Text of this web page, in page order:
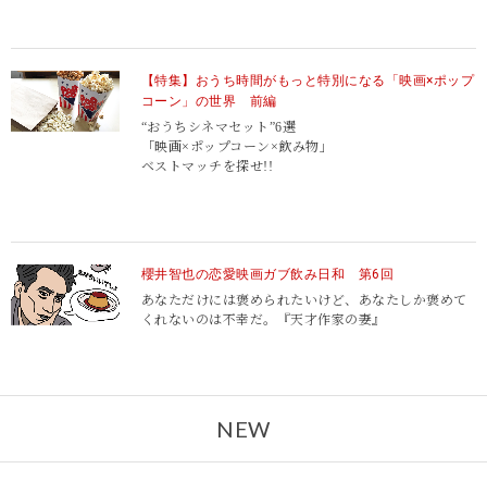
【特集】おうち時間がもっと特別になる「映画×ポップ
コーン」の世界 前編
“おうちシネマセット”6選
「映画×ポップコーン×飲み物」
ベストマッチを探せ!!
櫻井智也の恋愛映画ガブ飲み日和 第6回
あなただけには褒められたいけど、あなたしか褒めて
くれないのは不幸だ。『天才作家の妻』
NEW